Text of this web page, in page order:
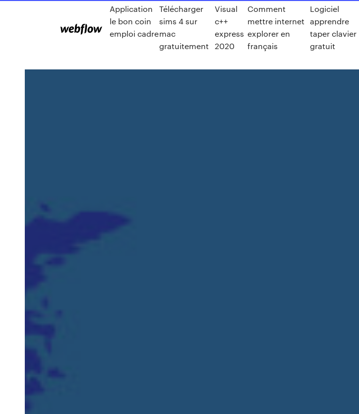
Application
le bon coin
emploi cadre
Télécharger
sims 4 sur
mac
gratuitement
Visual
c++
express
2020
Comment
mettre internet
explorer en
français
Logiciel
apprendre
taper clavier
gratuit